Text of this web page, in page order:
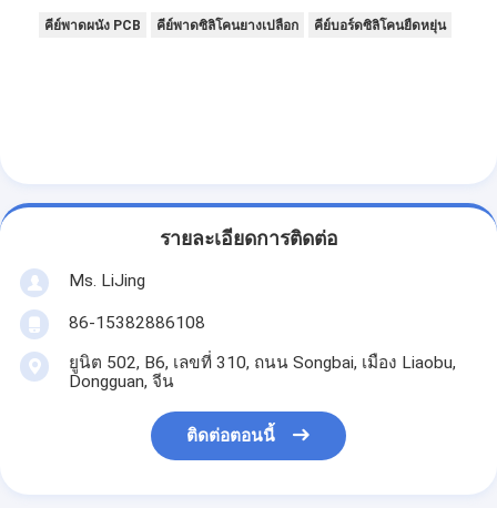
คีย์พาดผนัง PCB คีย์พาดซิลิโคนยางเปลือก คีย์บอร์ดซิลิโคนยืดหยุ่น
รายละเอียดการติดต่อ
Ms. LiJing
86-15382886108
ยูนิต 502, B6, เลขที่ 310, ถนน Songbai, เมือง Liaobu,
Dongguan, จีน
ติดต่อตอนนี้